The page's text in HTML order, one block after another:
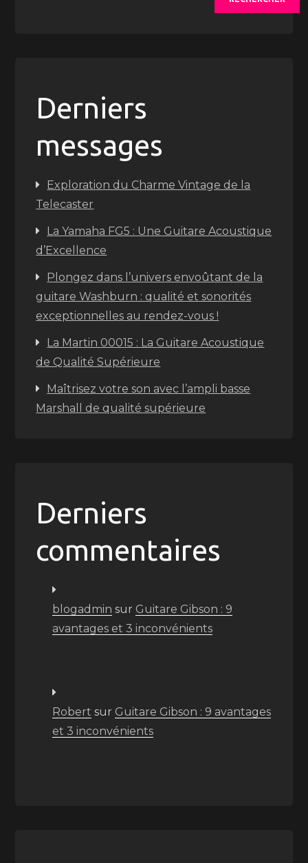
Derniers
messages
Exploration du Charme Vintage de la
Telecaster
La Yamaha FG5 : Une Guitare Acoustique
d’Excellence
Plongez dans l’univers envoûtant de la
guitare Washburn : qualité et sonorités
exceptionnelles au rendez-vous !
La Martin 00015 : La Guitare Acoustique
de Qualité Supérieure
Maîtrisez votre son avec l’ampli basse
Marshall de qualité supérieure
Derniers
commentaires
blogadmin sur Guitare Gibson : 9
avantages et 3 inconvénients
Robert sur Guitare Gibson : 9 avantages
et 3 inconvénients